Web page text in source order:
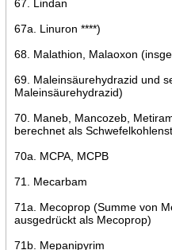
67. Lindan
67a. Linuron ****)
68. Malathion, Malaoxon
69. Maleinsäurehydrazid und
Maleinsäurehydrazid)
70. Maneb, Mancozeb,
berechnet als
70a. MCPA, MCPB
71. Mecarbam
71a. Mecoprop (Summe von
ausgedrückt als Mecoprop)
71b. Mepanipyrim